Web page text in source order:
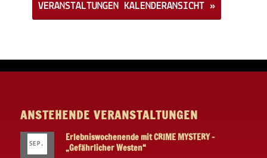
VERANSTALTUNGEN KALENDERANSICHT »
ANSTEHENDE VERANSTALTUNGEN
SEP.
Erlebniswochenende mit CRIME MYSTERY –
„Gefährlicher Westen“